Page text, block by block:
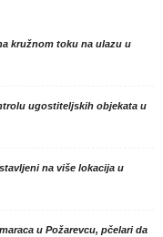
kružnom toku na ulazu u
ugostiteljskih objekata u
na više lokacija u
u Požarevcu, pčelari da